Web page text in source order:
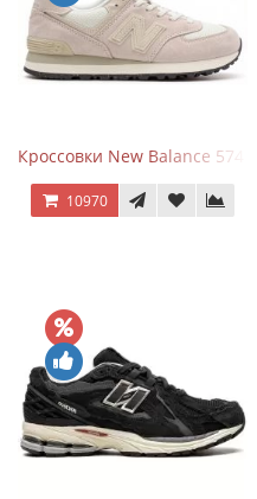
Кроссовки New Balance 574
10970